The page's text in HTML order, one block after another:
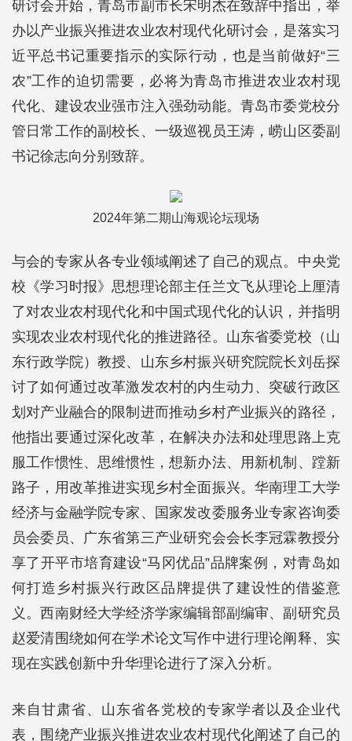
研讨会开始，青岛市副市长宋明杰在致辞中指出，举
办以产业振兴推进农业农村现代化研讨会，是落实习
近平总书记重要指示的实际行动，也是当前做好“三
农”工作的迫切需要，必将为青岛市推进农业农村现
代化、建设农业强市注入强劲动能。青岛市委党校分
管日常工作的副校长、一级巡视员王涛，崂山区委副
书记徐志向分别致辞。
2024年第二期山海观论坛现场
与会的专家从各专业领域阐述了自己的观点。中央党
校《学习时报》思想理论部主任兰文飞从理论上厘清
了对农业农村现代化和中国式现代化的认识，并指明
实现农业农村现代化的推进路径。山东省委党校（山
东行政学院）教授、山东乡村振兴研究院院长刘岳探
讨了如何通过改革激发农村的内生动力、突破行政区
划对产业融合的限制进而推动乡村产业振兴的路径，
他指出要通过深化改革，在解决办法和处理思路上克
服工作惯性、思维惯性，想新办法、用新机制、蹚新
路子，用改革推进实现乡村全面振兴。华南理工大学
经济与金融学院专家、国家发改委服务业专家咨询委
员会委员、广东省第三产业研究会会长李冠霖教授分
享了开平市培育建设“马冈优品”品牌案例，对青岛如
何打造乡村振兴行政区品牌提供了建设性的借鉴意
义。西南财经大学经济学家编辑部副编审、副研究员
赵爱清围绕如何在学术论文写作中进行理论阐释、实
现在实践创新中升华理论进行了深入分析。
来自甘肃省、山东省各党校的专家学者以及企业代
表，围绕产业振兴推进农业农村现代化阐述了自己的